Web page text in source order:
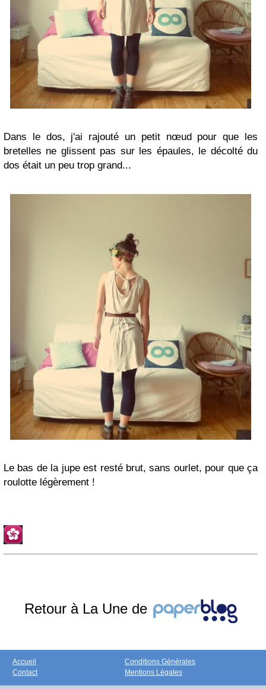
Dans le dos, j'ai rajouté un petit nœud pour que les
bretelles ne glissent pas sur les épaules, le décolté du
dos était un peu trop grand...
Le bas de la jupe est resté brut, sans ourlet, pour que ça
roulotte légèrement !
Retour à La Une de
Accueil
Contact
Conditions Générales
Mentions Légales